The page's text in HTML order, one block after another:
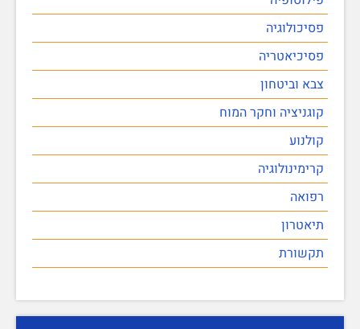
פסיכולוגיה
פסיכיאטריה
צבא וביטחון
קוגניציה וחקר המוח
קולנוע
קרימינולוגיה
רפואה
תיאטרון
תקשורת